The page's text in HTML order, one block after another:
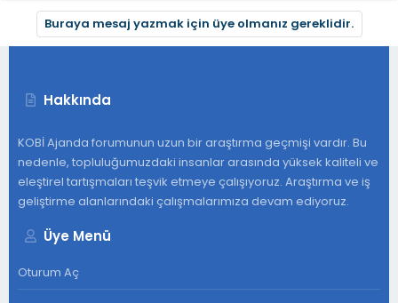
Buraya mesaj yazmak için üye olmanız gereklidir.
Hakkında
KOBİ Ajanda forumunun uzun bir araştırma geçmişi vardır. Bu
nedenle, topluluğumuzdaki insanlar arasında yüksek kaliteli ve
eleştirel tartışmaları teşvik etmeye çalışıyoruz. Araştırma ve iş
geliştirme alanlarındaki çalışmalarımıza devam ediyoruz.
Üye Menü
Oturum Aç